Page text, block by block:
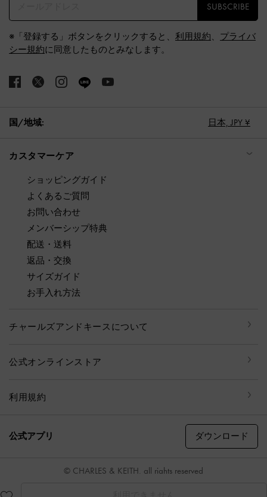
SUBSCRIBE
※「登録する」ボタンをクリックすると、 利用規約、 プライバ
シー規約に同意したものとみなします。
国/地域: 日本, JPY ¥
カスタマーケア
ショッピングガイド
よくあるご質問
お問い合わせ
メンバーシップ特典
配送・送料
返品・交換
サイズガイド
お手入れ方法
チャールズアンドキースについて
公式オンラインストア
利用規約
公式アプリ ダウンロード
© CHARLES & KEITH, all rights reserved